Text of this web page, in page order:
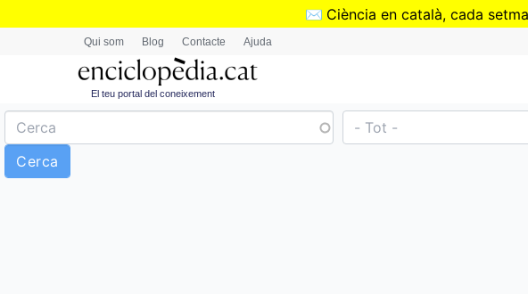
✉️ Ciència en català, cada
Qui som Blog Contacte Ajuda
El teu portal del coneixement